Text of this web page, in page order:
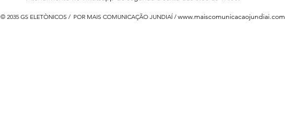
© 2035 GS ELETÒNICOS / POR MAIS COMUNICAÇÃO JUNDIAÍ /www.maiscomunicacaojundiai.com